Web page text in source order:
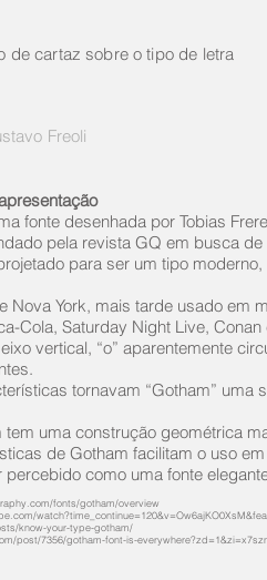
de cartaz sobre o tipo de letra
Freoli
fonte desenhada por Tobias
pela revista GQ em busca
para ser um tipo
Nova York, mais tarde usado em
Cola, Saturday Night Live,
vertical, “o” aparentemente
tornavam “Gotham” uma
tem uma construção geométrica
de Gotham facilitam o uso
percebido como uma fonte
fonts/gotham/overview
know-your-type-gotham/
post/7356/gotham-font-is-